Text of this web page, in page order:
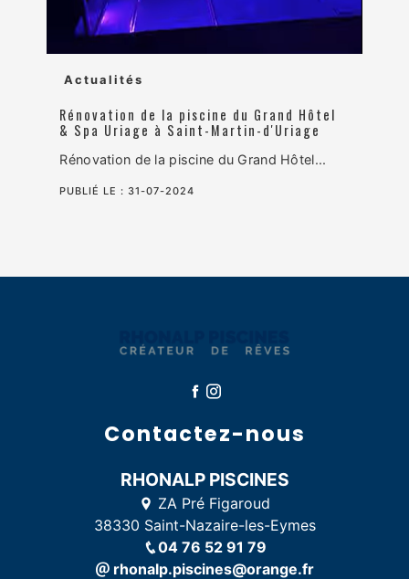
Actualités
Rénovation de la piscine du Grand Hôtel
& Spa Uriage à Saint-Martin-d'Uriage
Rénovation de la piscine du Grand Hôtel...
PUBLIÉ LE :31-07-2024
Contactez-nous
RHONALP PISCINES
ZA Pré Figaroud
38330 Saint-Nazaire-les-Eymes
04 76 52 91 79
rhonalp.piscines@orange.fr